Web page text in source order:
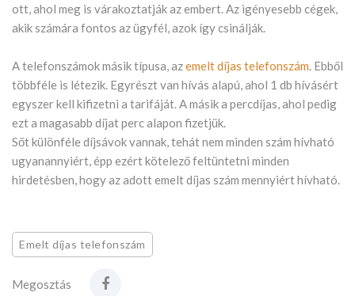
ott, ahol meg is várakoztatják az embert. Az igényesebb cégek,
akik számára fontos az ügyfél, azok így csinálják.
A telefonszámok másik típusa, azemelt díjas telefonszám. Ebből
többféle is létezik. Egyrészt van hívás alapú, ahol 1 db hívásért
egyszer kell kifizetni a tarifáját. A másik a percdíjas, ahol pedig
ezt a magasabb díjat perc alapon fizetjük.
Sőt különféle díjsávok vannak, tehát nem minden szám hívható
ugyanannyiért, épp ezért kötelező feltüntetni minden
hirdetésben, hogy az adott emelt díjas szám mennyiért hívható.
Emelt díjas telefonszám
Megosztás